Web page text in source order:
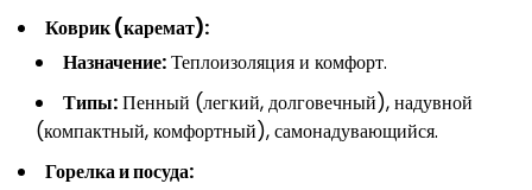
Коврик (каремат):
Назначение:Теплоизоляция и комфорт.
Типы:Пенный (легкий, долговечный), надувной
(компактный, комфортный), самонадувающийся.
Горелка и посуда: